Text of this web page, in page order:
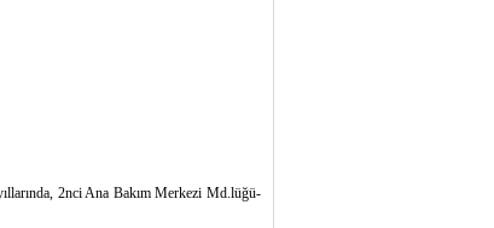
2nci Ana Bakım Merkezi Md.lüğü-